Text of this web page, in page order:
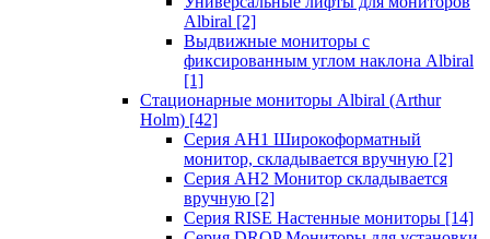
Albiral [2]
Выдвижные мониторы с
фиксированным углом наклона Albiral
[1]
Стационарные мониторы Albiral (Arthur
Holm) [42]
Серия AH1 Широкоформатный
монитор, складывается вручную [2]
Серия AH2 Монитор складывается
вручную [2]
Серия RISE Настенные мониторы [14]